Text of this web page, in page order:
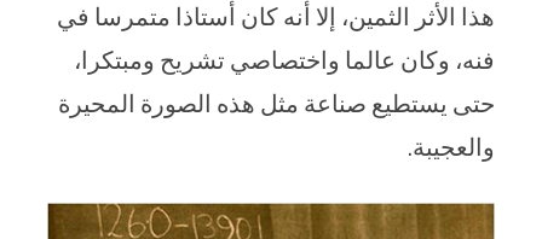
هذا الأثر الثمين، إلا أنه كان أستاذا متمرسا في
فنه، وكان عالما واختصاصي تشريح ومبتكرا،
حتى يستطيع صناعة مثل هذه الصورة المحيرة
والعجيبة.